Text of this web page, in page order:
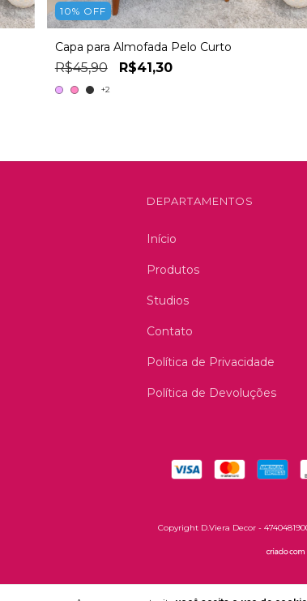
10% OFF
Capa para Almofada Pelo Curto
R$45,90 R$41,30
+2
DEPARTAMENTOS
Início
Produtos
Studios
Contato
Política de Privacidade
Política de Devoluções
Copyright D.Viera Decor -